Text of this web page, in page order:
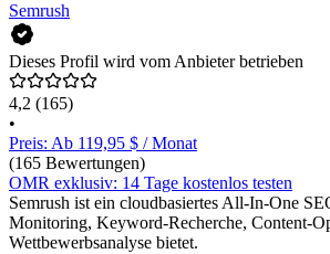
Semrush
Dieses Profil wird vom Anbieter betrieben
4,2 (165)
•
Preis: Ab 119,95 $ / Monat
(165 Bewertungen)
OMR exklusiv: 14 Tage kostenlos testen
Semrush ist ein cloudbasiertes All-In-One
Monitoring, Keyword-Recherche, Content-
Wettbewerbsanalyse bietet.